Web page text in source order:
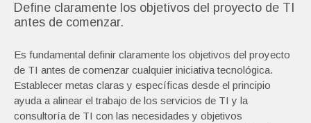
Define claramente los objetivos del proyecto de TI
antes de comenzar.
Es fundamental definir claramente los objetivos del proyecto
de TI antes de comenzar cualquier iniciativa tecnológica.
Establecer metas claras y específicas desde el principio
ayuda a alinear el trabajo de los servicios de TI y la
consultoría de TI con las necesidades y objetivos